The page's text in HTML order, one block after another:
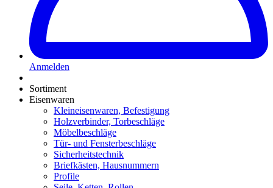
Anmelden
Sortiment
Eisenwaren
Kleineisenwaren, Befestigung
Holzverbinder, Torbeschläge
Möbelbeschläge
Tür- und Fensterbeschläge
Sicherheitstechnik
Briefkästen, Hausnummern
Profile